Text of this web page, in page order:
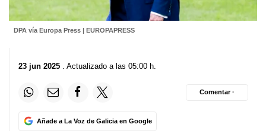
DPA vía Europa Press | EUROPAPRESS
23 jun 2025 . Actualizado a las 05:00 h.
Añade a La Voz de Galicia en Google
Comentar ·